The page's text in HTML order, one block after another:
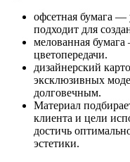
офсетная бумага —
подходит для
мелованная бумага
цветопередачи.
дизайнерский
эксклюзивных
долговечным.
Материал
клиента и цели
достичь
эстетики.